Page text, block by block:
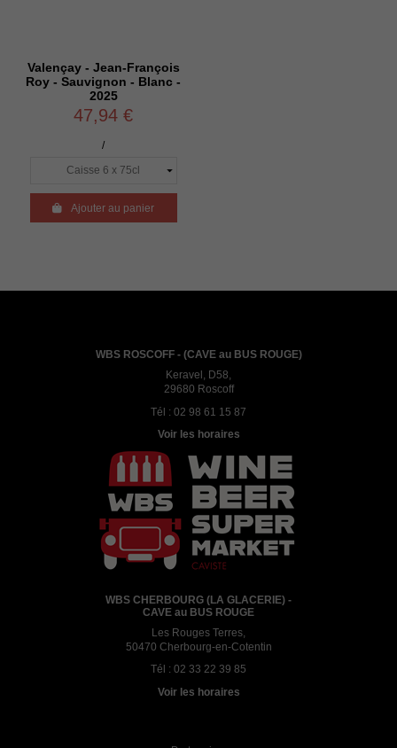
Valençay - Jean-François
Roy - Sauvignon - Blanc -
2025
47,94 €
/
Ajouter au panier
WBS ROSCOFF - (CAVE au BUS ROUGE)
Keravel, D58,
29680 Roscoff
Tél : 02 98 61 15 87
Voir les horaires
WBS CHERBOURG (LA GLACERIE) -
CAVE au BUS ROUGE
Les Rouges Terres,
50470 Cherbourg-en-Cotentin
Tél : 02 33 22 39 85
Voir les horaires